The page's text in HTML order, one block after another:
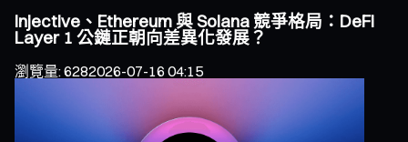
Injective、Ethereum 與 Solana 競爭格局：DeFi
Layer 1 公鏈正朝向差異化發展？
瀏覽量:6282026-07-16 04:15